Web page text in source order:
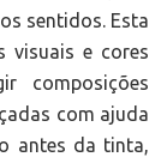
sentidos. Esta
visuais e cores
composições
com ajuda
antes da tinta,